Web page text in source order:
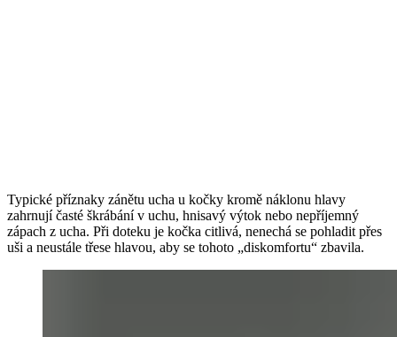
Typické příznaky zánětu ucha u kočky kromě náklonu hlavy
zahrnují časté škrábání v uchu, hnisavý výtok nebo nepříjemný
zápach z ucha. Při doteku je kočka citlivá, nenechá se pohladit přes
uši a neustále třese hlavou, aby se tohoto „diskomfortu“ zbavila.